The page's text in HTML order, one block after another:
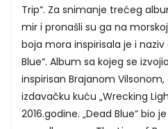
Trip“. Za snimanje trećeg
mir i pronašli su ga na
boja mora inspirisala je i naziv
Blue“. Album sa kojeg se
inspirisan Brajanom
izdavačku kuću „Wrecking
2016.godine. „Dead Blue“ bio